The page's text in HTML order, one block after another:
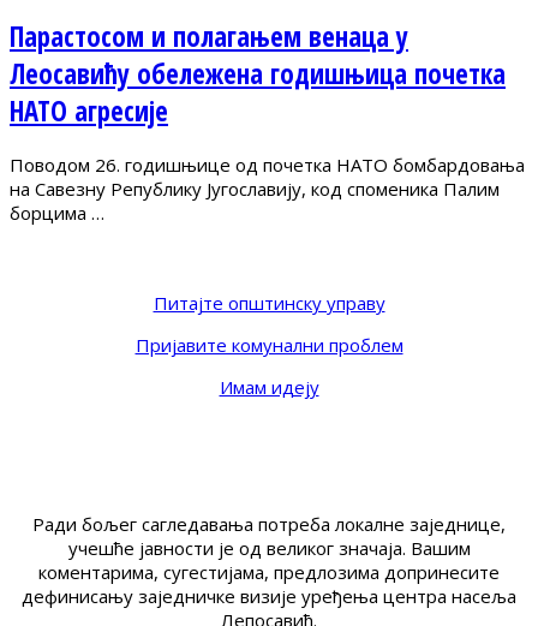
Парастосом и полагањем венаца у
Леосавићу обележена годишњица почетка
НАТО агресије
Поводом 26. годишњице од почетка НАТО бомбардовања
на Савезну Републику Југославију, код споменика Палим
борцима …
Питајте општинску управу
Пријавите комунални проблем
Имам идеју
Ради бољег сагледавања потреба локалне заједнице,
учешће јавности је од великог значаја. Вашим
коментарима, сугестијама, предлозима допринесите
дефинисању заједничке визије уређења центра насеља
Лепосавић.